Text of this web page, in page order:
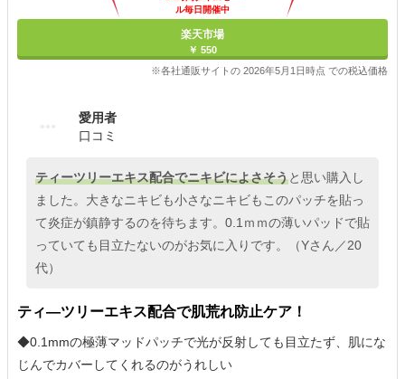
ル毎日開催中
楽天市場
￥ 550
※各社通販サイトの 2026年5月1日時点 での税込価格
愛用者
口コミ
ティーツリーエキス配合でニキビによさそうと思い購入し
ました。大きなニキビも小さなニキビもこのパッチを貼っ
て炎症が鎮静するのを待ちます。0.1ｍｍの薄いパッドで貼
っていても目立たないのがお気に入りです。（Yさん／20
代）
ティ―ツリーエキス配合で肌荒れ防止ケア！
◆0.1mmの極薄マッドパッチで光が反射しても目立たず、肌にな
じんでカバーしてくれるのがうれしい